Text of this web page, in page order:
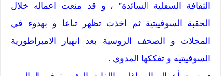
الثقافة السفلية السائدة” ، و قد منعت اعماله خلال
الحقبة السوفييتية ثم اخذت تظهر تباعا و بهدوء في
المجلات و الصحف الروسية بعد انهيار الامبراطورية
السوفييتية و تفككها المدوي .